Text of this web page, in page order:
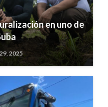
en uno de
2025